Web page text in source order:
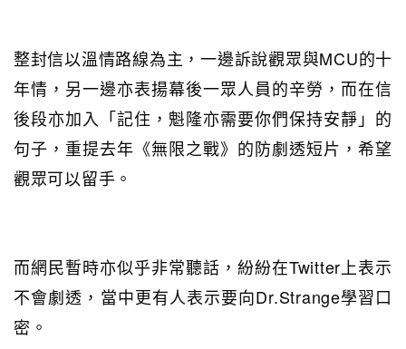
整封信以溫情路線為主，一邊訴說觀眾與MCU的十
年情，另一邊亦表揚幕後一眾人員的辛勞，而在信
後段亦加入「記住，魁隆亦需要你們保持安靜」的
句子，重提去年《無限之戰》的防劇透短片，希望
觀眾可以留手。
而網民暫時亦似乎非常聽話，紛紛在Twitter上表示
不會劇透，當中更有人表示要向Dr.Strange學習口
密。